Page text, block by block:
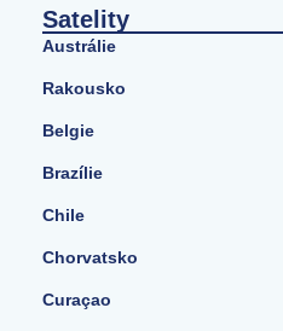
Satelity
Austrálie
Rakousko
Belgie
Brazílie
Chile
Chorvatsko
Curaçao